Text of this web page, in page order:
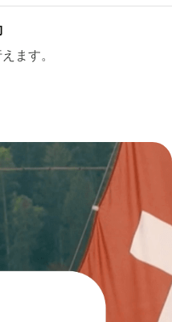
ます。